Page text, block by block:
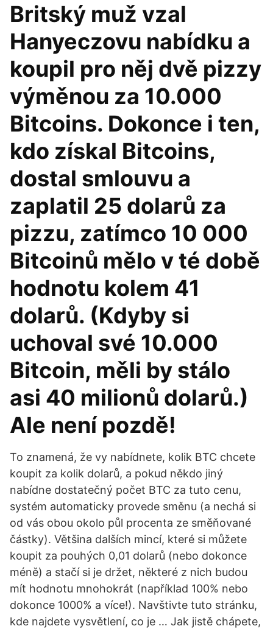
Britský muž vzal
Hanyeczovu nabídku a
koupil pro něj dvě pizzy
výměnou za 10.000
Bitcoins. Dokonce i ten,
kdo získal Bitcoins,
dostal smlouvu a
zaplatil 25 dolarů za
pizzu, zatímco 10 000
Bitcoinů mělo v té době
hodnotu kolem 41
dolarů. (Kdyby si
uchoval své 10.000
Bitcoin, měli by stálo
asi 40 milionů dolarů.)
Ale není pozdě!
To znamená, že vy nabídnete, kolik BTC chcete
koupit za kolik dolarů, a pokud někdo jiný
nabídne dostatečný počet BTC za tuto cenu,
systém automaticky provede směnu (a nechá si
od vás obou okolo půl procenta ze směňované
částky). Většina dalších mincí, které si můžete
koupit za pouhých 0,01 dolarů (nebo dokonce
méně) a stačí si je držet, některé z nich budou
mít hodnotu mnohokrát (například 100% nebo
dokonce 1000% a více!). Navštivte tuto stránku,
kde najdete vysvětlení, co je … Jak jistě chápete,